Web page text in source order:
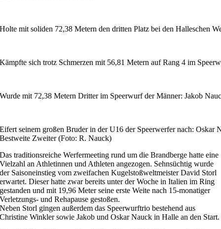
Holte mit soliden 72,38 Metern den dritten Platz bei den Halleschen
Kämpfte sich trotz Schmerzen mit 56,81 Metern auf Rang 4 im
Wurde mit 72,38 Metern Dritter im Speerwurf der Männer: Jakob
Eifert seinem großen Bruder in der U16 der Speerwerfer nach: Oskar
Bestweite Zweiter (Foto: R. Nauck)
Das traditionsreiche Werfermeeting rund um die Brandberge hatte eine
Vielzahl an Athletinnen und Athleten angezogen. Sehnsüchtig wurde
der Saisoneinstieg vom zweifachen Kugelstoßweltmeister David Storl
erwartet. Dieser hatte zwar bereits unter der Woche in Italien im Ring
gestanden und mit 19,96 Meter seine erste Weite nach 15-monatiger
Verletzungs- und Rehapause gestoßen.
Neben Storl gingen außerdem das Speerwurftrio bestehend aus
Christine Winkler sowie Jakob und Oskar Nauck in Halle an den Start.